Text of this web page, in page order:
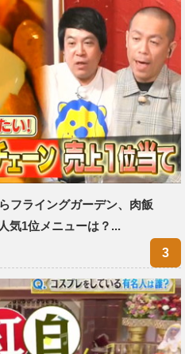
フライングガーデン、肉飯
気1位メニューは？...